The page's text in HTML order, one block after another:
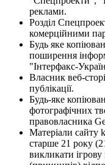
реклами.
Розділ
комерційними
Будь яке
поширення
"Інтерфакс-
Власник веб-
публікації.
Будь-яке
фотографічних
правовласника
Матеріали сайту
старше 21 року
викликати